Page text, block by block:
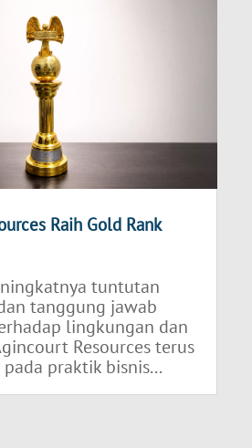
Raih Gold Rank
tuntutan
tanggung jawab
lingkungan dan
Resources terus
praktik bisnis...